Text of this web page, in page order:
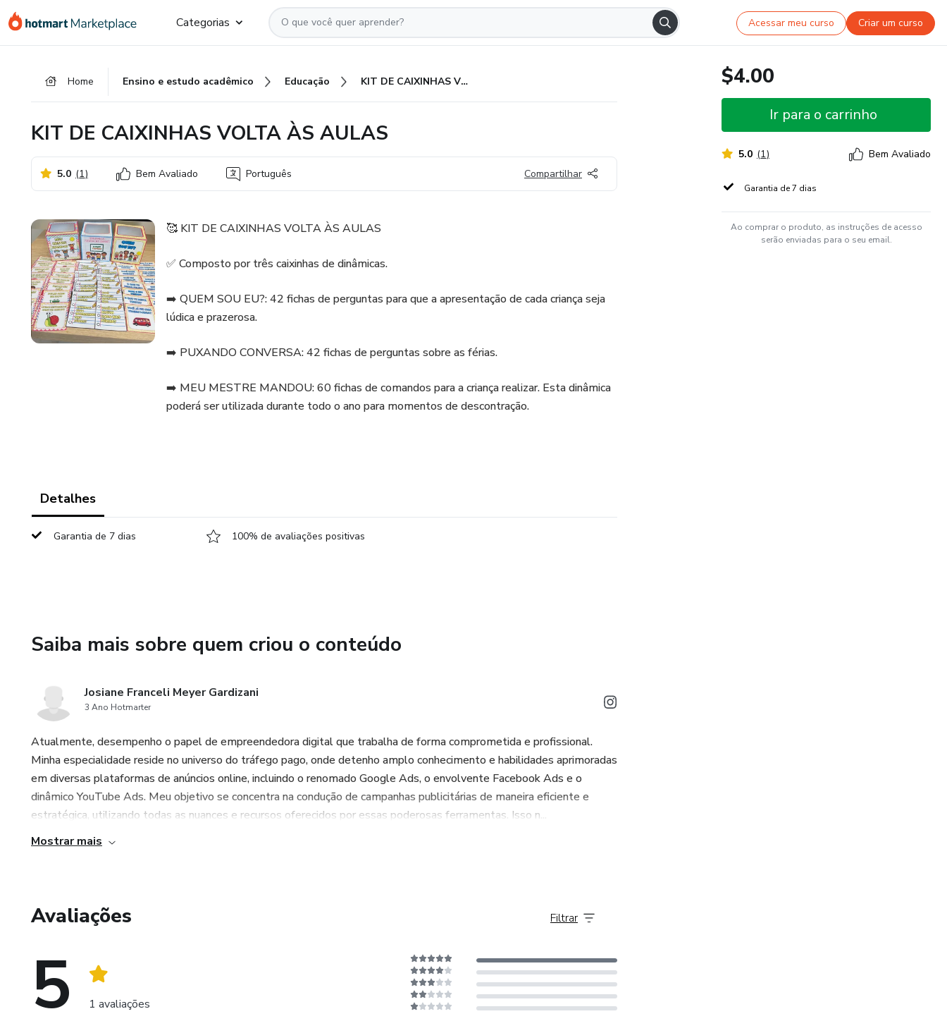
para
para
para
Categorias Acessar meu curso Criar um curso
Home Ensino e estudo acadêmico Educação KIT DE CAIXINHAS VOLTA ÀS AULAS
KIT DE CAIXINHAS VOLTA ÀS AULAS
5.0 (1) Bem Avaliado Português Compartilhar
🥰 KIT DE CAIXINHAS VOLTA ÀS AULAS
✅ Composto por três caixinhas de dinâmicas.
➡️ QUEM SOU EU?: 42 fichas de perguntas para que a apresentação de cada criança seja
lúdica e prazerosa.
➡️ PUXANDO CONVERSA: 42 fichas de perguntas sobre as férias.
➡️ MEU MESTRE MANDOU: 60 fichas de comandos para a criança realizar. Esta dinâmica
poderá ser utilizada durante todo o ano para momentos de descontração.
Detalhes
Garantia de 7 dias 100% de avaliações positivas
Saiba mais sobre quem criou o conteúdo
Josiane Franceli Meyer Gardizani
3 Ano Hotmarter
Atualmente, desempenho o papel de empreendedora digital que trabalha de forma comprometida e profissional.
Minha especialidade reside no universo do tráfego pago, onde detenho amplo conhecimento e habilidades aprimoradas
em diversas plataformas de anúncios online, incluindo o renomado Google Ads, o envolvente Facebook Ads e o
dinâmico YouTube Ads. Meu objetivo se concentra na condução de campanhas publicitárias de maneira eficiente e
estratégica, utilizando todas as nuances e recursos oferecidos por essas poderosas ferramentas. Isso n...
Mostrar mais
Avaliações
5 1 avaliações
Filtrar
$4.00
Ir para o carrinho
5.0 (1) Bem Avaliado
Garantia de 7 dias
Ao comprar o produto, as instruções de acesso
serão enviadas para o seu email.